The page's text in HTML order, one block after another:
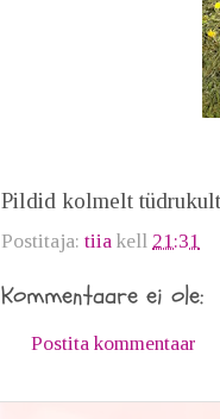
Pildid kolmelt
Postitaja:tiia kell 21:31
Kommentaare ei ole:
Postita kommentaar